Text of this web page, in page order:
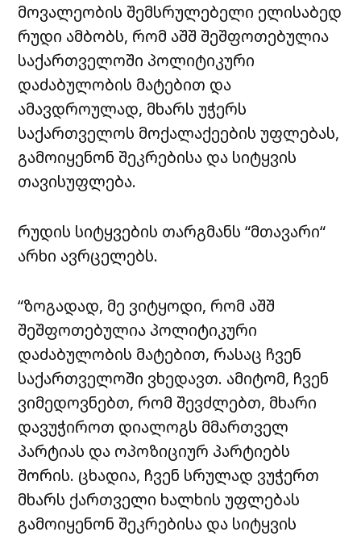
მოვალეობის შემსრულებელი ელისაბედ
რუდი ამბობს, რომ აშშ შეშფოთებულია
საქართველოში პოლიტიკური
დაძაბულობის მატებით და
ამავდროულად, მხარს უჭერს
საქართველოს მოქალაქეების უფლებას,
გამოიყენონ შეკრებისა და სიტყვის
თავისუფლება.
რუდის სიტყვების თარგმანს “მთავარი“
არხი ავრცელებს.
“ზოგადად, მე ვიტყოდი, რომ აშშ
შეშფოთებულია პოლიტიკური
დაძაბულობის მატებით, რასაც ჩვენ
საქართველოში ვხედავთ. ამიტომ, ჩვენ
ვიმედოვნებთ, რომ შევძლებთ, მხარი
დავუჭიროთ დიალოგს მმართველ
პარტიას და ოპოზიციურ პარტიებს
შორის. ცხადია, ჩვენ სრულად ვუჭერთ
მხარს ქართველი ხალხის უფლებას
გამოიყენონ შეკრებისა და სიტყვის